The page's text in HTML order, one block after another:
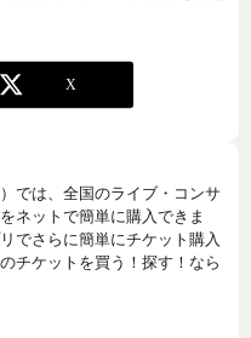
では、全国のライブ・コンサ
ネットで簡単に購入できま
でさらに簡単にチケット購入
チケットを買う！探す！なら